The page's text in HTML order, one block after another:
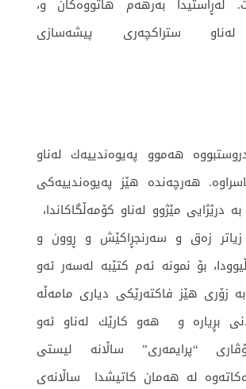
له‌ڕاستیدا به‌رهه‌م هاتووه‌كان و،
له‌ناو ستراكچه‌ری پیشه‌سازی
هه‌موو په‌یوه‌ندییه‌ك له‌ناو
هه‌رچه‌نده‌ هێز په‌یوه‌ندییه‌كی
درێژایی مێژوو له‌ناو كۆمه‌ڵگاكاندا،
زیاتر زه‌ق و سه‌رنجڕاكێش و ڕوون و
بۆ نمونه‌ ئه‌م كتێبه‌ له‌سه‌ر ئه‌و
زۆری هێز فاكته‌رێكی دیاری مامه‌ڵه‌
بڕیاره و ‌ هه‌و كارێك له‌ناو ئه‌و
“پرایمه‌ری” ساڵانه‌ لیستی
له‌ هه‌مان كاتیشدا ساڵانه‌ی